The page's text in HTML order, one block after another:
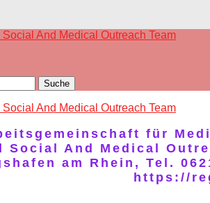
And Medical Outreach Team
And Medical Outreach Team
für
Social And Medical
am Rhein, Tel.
https://